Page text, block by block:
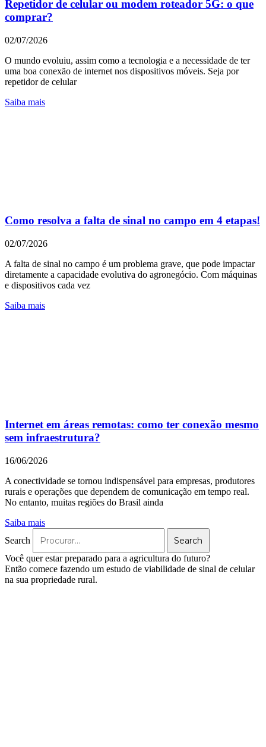
Repetidor de celular ou modem roteador 5G: o que
comprar?
02/07/2026
O mundo evoluiu, assim como a tecnologia e a necessidade de ter
uma boa conexão de internet nos dispositivos móveis. Seja por
repetidor de celular
Saiba mais
Como resolva a falta de sinal no campo em 4 etapas!
02/07/2026
A falta de sinal no campo é um problema grave, que pode impactar
diretamente a capacidade evolutiva do agronegócio. Com máquinas
e dispositivos cada vez
Saiba mais
Internet em áreas remotas: como ter conexão mesmo
sem infraestrutura?
16/06/2026
A conectividade se tornou indispensável para empresas, produtores
rurais e operações que dependem de comunicação em tempo real.
No entanto, muitas regiões do Brasil ainda
Saiba mais
Search
Search
Você quer estar preparado para a agricultura do futuro?
Então comece fazendo um estudo de viabilidade de sinal de celular
na sua propriedade rural.